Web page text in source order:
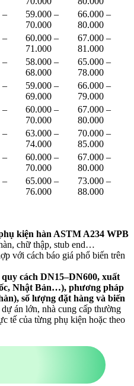
–
59.000 –
70.000
66.000 –
80.000
–
60.000 –
71.000
67.000 –
81.000
–
58.000 –
68.000
65.000 –
78.000
–
59.000 –
69.000
66.000 –
79.000
–
60.000 –
70.000
67.000 –
80.000
–
63.000 –
74.000
70.000 –
85.000
–
60.000 –
70.000
67.000 –
80.000
–
65.000 –
76.000
73.000 –
88.000
kiện hàn ASTM A234 WPB
chữ thập, stub end…
với cách báo giá phổ biến trên
quy cách DN15–DN600, xuất
Nhật Bản…), phương pháp
số lượng đặt hàng và biến
án lớn, nhà cung cấp thường
tế của từng phụ kiện hoặc theo